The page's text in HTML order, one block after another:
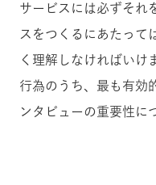
サービスには必ずそれ
スをつくるにあたって
く理解しなければいけ
行為のうち、最も有効
ンタビューの重要性に